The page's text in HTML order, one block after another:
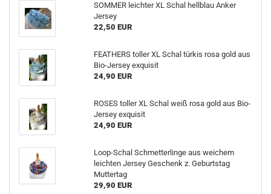
SOMMER leichter XL Schal hellblau Anker
Jersey
22,50 EUR
FEATHERS toller XL Schal türkis rosa gold aus
Bio-Jersey exquisit
24,90 EUR
ROSES toller XL Schal weiß rosa gold aus Bio-
Jersey exquisit
24,90 EUR
Loop-Schal Schmetterlinge aus weichem
leichten Jersey Geschenk z. Geburtstag
Muttertag
29,90 EUR